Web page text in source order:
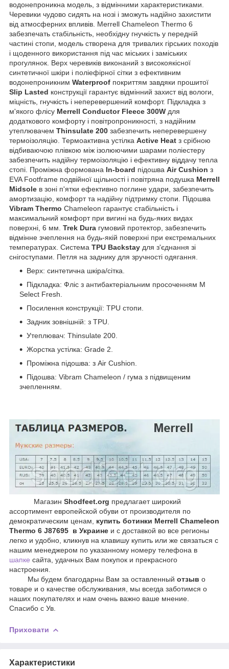
водонепроникна модель, з відмінними характеристиками.
Черевики чудово сидять на нозі і зможуть надійно захистити
від атмосферних впливів. Merrell Chameleon Thermo 6
забезпечать стабільність, необхідну гнучкість у передній
частині стопи, модель створена для тривалих гірських походів
і щоденного використання під час міських і заміських
прогулянок. Верх черевиків виконаний з високоякісної
синтетичної шкіри і поліефірної сітки з ефективним
водонепроникним Waterproof покриттям завдяки прошитої
Slip Lasted конструкції гарантує відмінний захист від вологи,
міцність, гнучкість і неперевершений комфорт. Підкладка з
м'якого флісу Merrell Conductor Fleece 300W для
додаткового комфорту і повітропроникності, з надійним
утеплювачем Thinsulate 200 забезпечить неперевершену
термоізоляцію. Термоактивна устілка Active Heat з срібною
відбиваючою плівкою між ізолюючими шарами поліестеру
забезпечить надійну термоізоляцію і ефективну віддачу тепла
стопі. Проміжна формована In-board підошва Air Cushion з
EVA Footframe подвійної щільності і повітряна подушка Merrell
Midsole в зоні п'ятки ефективно поглине удари, забезпечить
амортизацію, комфорт та надійну підтримку стопи. Підошва
Vibram Thermo Chameleon гарантує стабільність і
максимальний комфорт при вигині на будь-яких видах
поверхні, 6 мм. Trek Dura гумовий протектор, забезпечить
відмінне зчеплення на будь-якій поверхні при екстремальних
температурах. Система TPU Backstay для з'єднання зі
снігоступами. Петля на заднику для зручності одягання.
Верх: синтетична шкіра/сітка.
Підкладка: Фліс з антибактеріальним просоченням M
Select Fresh.
Посилення конструкції: TPU стопи.
Задник зовнішній: з TPU.
Утеплювач: Thinsulate 200.
Жорстка устілка: Grade 2.
Проміжна підошва: з Air Cushion.
Підошва: Vibram Chameleon / гума з підвищеним
зчепленням.
Магазин Shodfeet.org предлагает широкий
ассортимент европейской обуви от производителя по
демократическим ценам, купить ботинки Merrell Chameleon
Thermo 6 J87695 в Украине и с доставкой во все регионы
легко и удобно, кликнув на клавишу купить или же связаться с
нашим менеджером по указанному номеру телефона в
шапке сайта, удачных Вам покупок и прекрасного
настроения.
Мы будем благодарны Вам за оставленный отзыв о
товаре и о качестве обслуживания, мы всегда заботимся о
наших покупателях и нам очень важно ваше мнение.
Спасибо с Ув.
Приховати
Характеристики